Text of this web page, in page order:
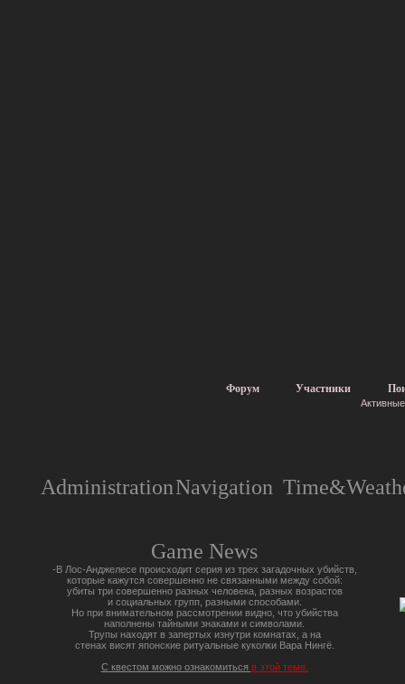
Форум Участники
AdministrationNavigation
Game News
-В Лос-Анджелесе происходит серия из трех загадочных убийств,
которые кажутся совершенно не связанными между собой:
убиты три совершенно разных человека, разных возрастов
и социальных групп, разными способами.
Но при внимательном рассмотрении видно, что убийства
наполнены тайными знаками и символами.
Трупы находят в запертых изнутри комнатах, а на
стенах висят японские ритуальные куколки Вара Нингё.
С квестом можно ознакомиться в этой теме.